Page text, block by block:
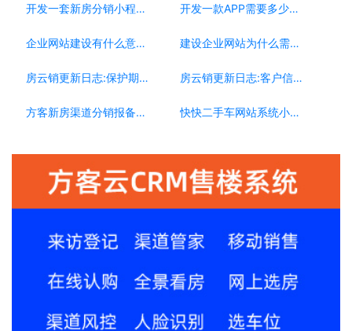
开发一套新房分销小程序系统要多少钱？ 开发一款APP需要多少钱？
企业网站建设有什么意义？为什么要做企业网站？ 建设企业网站为什么需要移动端？
房云销更新日志:保护期更新[0223] 房云销更新日志:客户信息复制[0304]
方客新房渠道分销报备系统，渠道公司的必选系统 快快二手车网站系统小程序，如何助力车商搭建自己平台